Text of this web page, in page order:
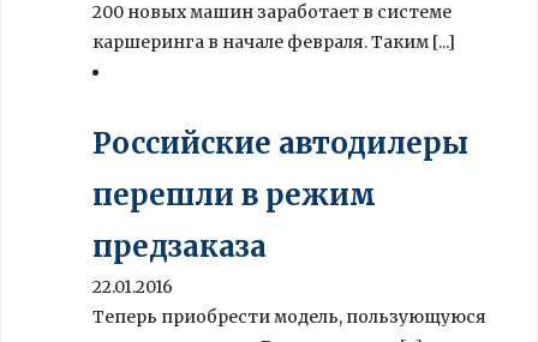
200 новых машин заработает в системе
каршеринга в начале февраля. Таким [...]
Российские автодилеры
перешли в режим
предзаказа
22.01.2016
Теперь приобрести модель, пользующуюся